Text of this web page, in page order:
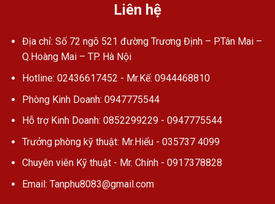
Liên hệ
Địa chỉ: Số 72 ngõ 521 đường Trương Định – P.Tân Mai –
Q.Hoàng Mai – TP. Hà Nội
Hotline: 02436617452 - Mr.Kế: 0944468810
Phòng Kinh Doanh: 0947775544
Hỗ trợ Kinh Doanh: 0852299229 - 0947775544
Trưởng phòng kỹ thuật: Mr.Hiểu - 035737 4099
Chuyên viên Kỹ thuật - Mr. Chính - 0917378828
Email: Tanphu8083@gmail.com